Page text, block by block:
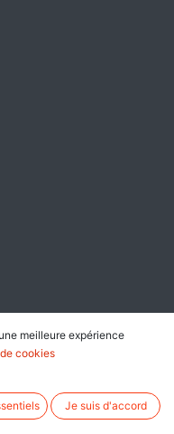
meilleure expérience
cookies
Je suis d'accord